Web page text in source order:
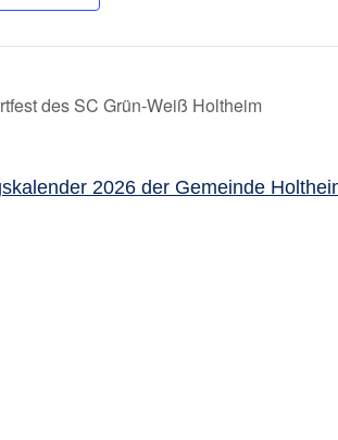
des SC Grün-Weiß Holtheim
2026 der Gemeinde